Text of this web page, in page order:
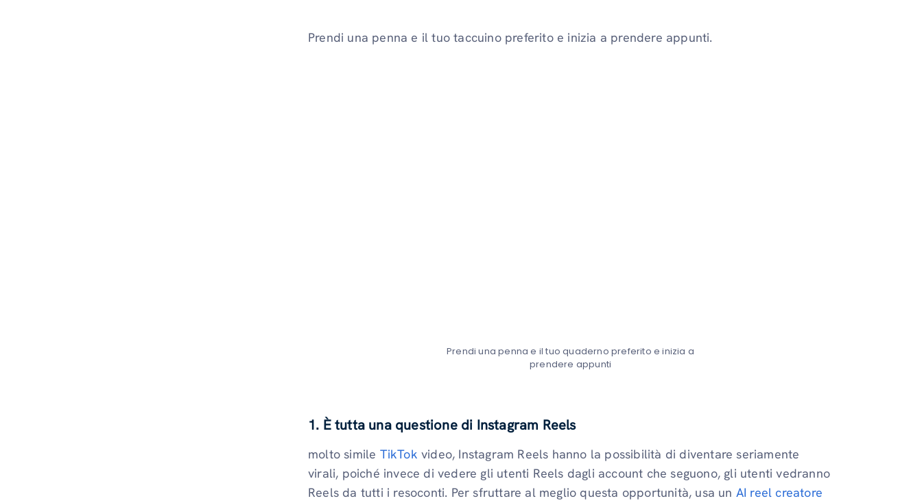
Prendi una penna e il tuo taccuino preferito e inizia a prendere appunti.
Prendi una penna e il tuo quaderno preferito e inizia a
prendere appunti
1. È tutta una questione di Instagram Reels
molto simile TikTok video, Instagram Reels hanno la possibilità di diventare seriamente
virali, poiché invece di vedere gli utenti Reels dagli account che seguono, gli utenti vedranno
Reels da tutti i resoconti. Per sfruttare al meglio questa opportunità, usa un AI reel creatore